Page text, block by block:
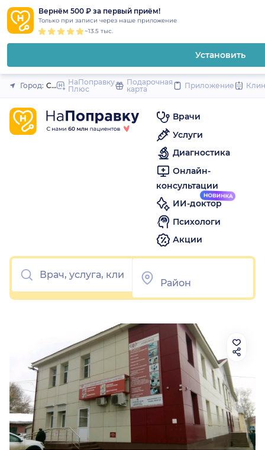
Вернём 500 ₽ за первый приём!
Только при записи через наше приложение
~13.5 тыс.
Установить
Закрыть
Город: СаранскНаПоправку
Плюс
Подарочная
карта
Приложение
Врачи
Услуги
Диагностика
Онлайн-
консультации
ИИ-доктор
Психологи
Акции